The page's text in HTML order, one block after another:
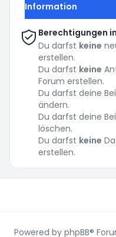
Information
Berechtigungen
Du darfst keine
erstellen.
Du darfst keine
Forum erstellen.
Du darfst deine
ändern.
Du darfst deine
löschen.
Du darfst keine
erstellen.
Powered by phpBB®